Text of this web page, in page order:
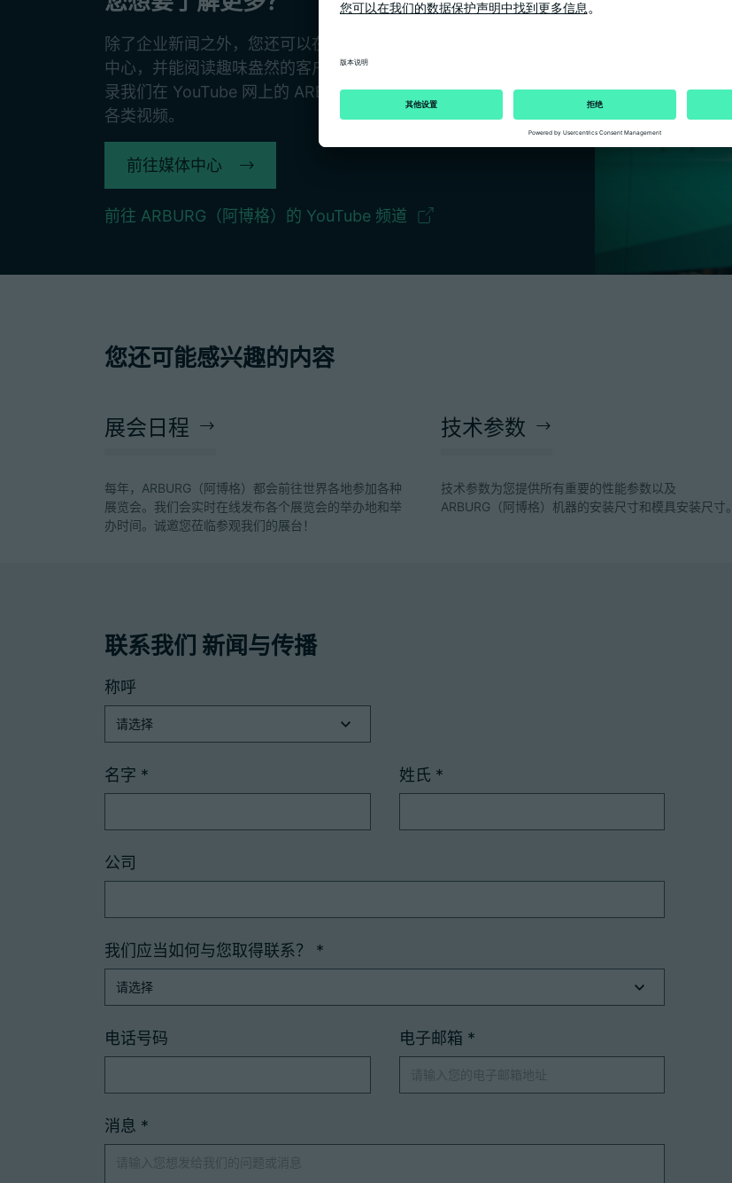
除了企业新闻之外，您还可以在我们的网站上找到一个全面的媒体
中心，并能阅读趣味盎然的客户杂志《TODAY》。或者您可以登
录我们在 YouTube 网上的 ARBURG（阿博格）频道，收看我们的
各类视频。
前往媒体中心
前往 ARBURG（阿博格）的 YouTube 频道
您还可能感兴趣的内容
展会日程
每年，ARBURG（阿博格）都会前往世界各地参加各种
展览会。我们会实时在线发布各个展览会的举办地和举
办时间。诚邀您莅临参观我们的展台！
技术参数
技术参数为您提供所有重要的性能参数以及
ARBURG（阿博格）机器的安装尺寸和模具安装尺寸。
联系我们 新闻与传播
称呼
名字 * 姓氏 *
公司
我们应当如何与您取得联系？ *
电话号码 电子邮箱 *
消息 *